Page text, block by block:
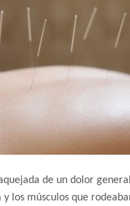
de un dolor
los músculos que